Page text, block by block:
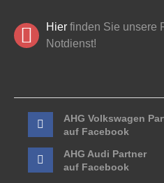
Hier finden Sie unsere
Notdienst!
AHG Volkswagen
auf Facebook
AHG Audi Partner
auf Facebook